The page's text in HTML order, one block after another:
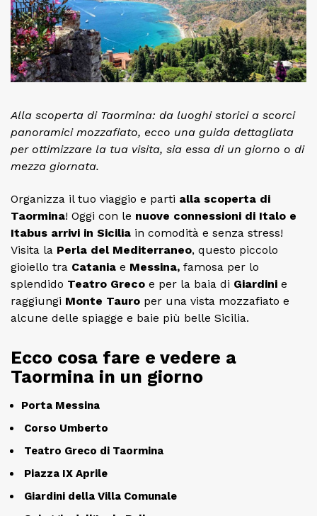
Alla scoperta di Taormina: da luoghi storici a scorci
panoramici mozzafiato, ecco una guida dettagliata
per ottimizzare la tua visita, sia essa di un giorno o di
mezza giornata.
Organizza il tuo viaggio e parti alla scoperta di
Taormina! Oggi con le nuove connessioni di Italo e
Itabus arrivi in Sicilia in comodità e senza stress!
Visita la Perla del Mediterraneo, questo piccolo
gioiello tra Catania e Messina, famosa per lo
splendido Teatro Greco e per la baia di Giardini e
raggiungi Monte Tauro per una vista mozzafiato e
alcune delle spiagge e baie più belle Sicilia.
Ecco cosa fare e vedere a
Taormina in un giorno
Porta Messina
Corso Umberto
Teatro Greco di Taormina
Piazza IX Aprile
Giardini della Villa Comunale